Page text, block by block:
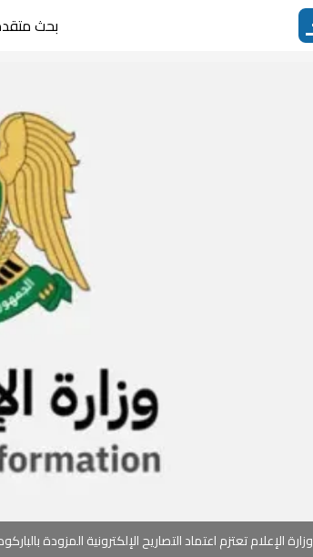
بحث
وزارة الإعلام تعتزم اعتماد التصاريح الإلكترونية المزودة